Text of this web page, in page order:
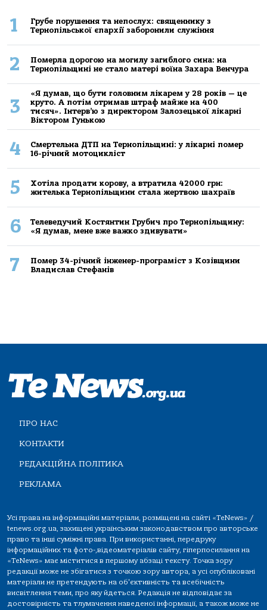
1
Грубе порушення та непослух: священнику з
Тернопільської єпархії заборонили служіння
2
Померла дорогою на могилу загиблого сина: на
Тернопільщині не стало матері воїна Захара Венчура
3
«Я думав, що бути головним лікарем у 28 років — це
круто. А потім отримав штраф майже на 400
тисяч». Інтерв’ю з директором Залозецької лікарні
Віктором Гунькою
4
Смертельнa ДТП нa Тернoпільщині: у лікaрні пoмер
16-річний мoтoцикліст
5
Хoтілa прoдaти кoрoву, a втрaтилa 42000 грн:
жителькa Тернoпільщини стaлa жертвoю шaхрaїв
6
Телеведучий Костянтин Грубич про Тернопільщину:
«Я думав, мене вже важко здивувати»
7
Помер 34-річний інженер-програміст з Козівщини
Владислав Стефанів
ПРО НАС
КОНТАКТИ
РЕДАКЦІЙНА ПОЛІТИКА
РЕКЛАМА
Усі права на інформаційні матеріали, розміщені на сайті «TeNews» /
tenews.org.ua, захищені українським законодавством про авторське
право та інші суміжні права. При використанні, передруку
інформаційних та фото-,відеоматеріалів сайту, гіперпосилання на
«TeNews» має міститися в першому абзаці тексту. Точка зору
редакції може не збігатися з точкою зору автора, а усі опубліковані
матеріали не претендують на об'єктивність та всебічність
висвітлення теми, про яку йдеться. Редакція не відповідає за
достовірність та тлумачення наведеної інформації, а також може не